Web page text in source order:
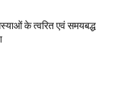
के त्वरित एवं समयबद्ध